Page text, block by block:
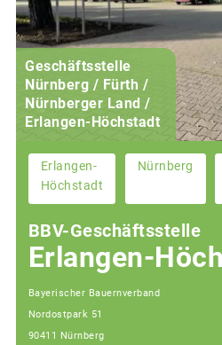
Geschäftsstelle
Nürnberg / Fürth /
Nürnberger Land /
Erlangen-Höchstadt
Erlangen-
Höchstadt
Nürnberg
BBV-Geschäftsstelle
Erlangen-
Bayerischer Bauernverband
Nordostpark 51
90411 Nürnberg